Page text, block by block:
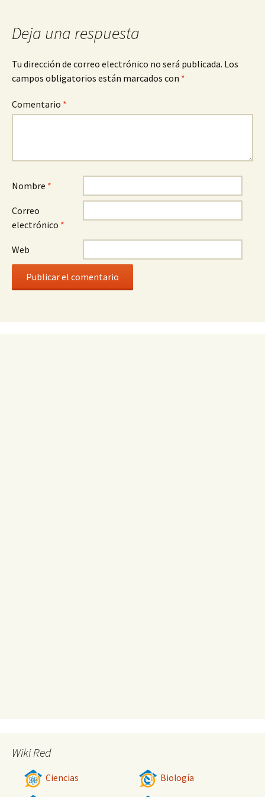
Deja una respuesta
Tu dirección de correo electrónico no será publicada. Los
campos obligatorios están marcados con *
Comentario *
Nombre *
Correo
electrónico *
Web
Wiki Red
Ciencias Biología